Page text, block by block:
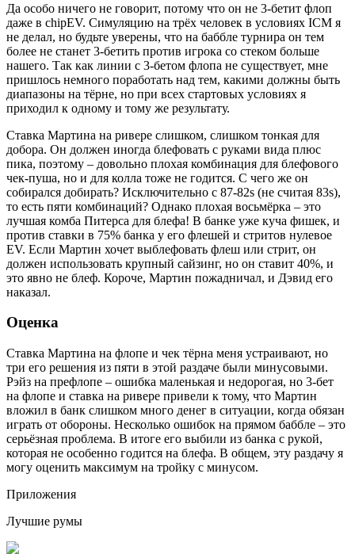
Да особо ничего не говорит, потому что он не 3-бетит флоп
даже в chipEV. Симуляцию на трёх человек в условиях ICM я
не делал, но будьте уверены, что на баббле турнира он тем
более не станет 3-бетить против игрока со стеком больше
нашего. Так как линии с 3-бетом флопа не существует, мне
пришлось немного поработать над тем, какими должны быть
диапазоны на тёрне, но при всех стартовых условиях я
приходил к одному и тому же результату.
Ставка Мартина на ривере слишком, слишком тонкая для
добора. Он должен иногда блефовать с руками вида плюс
пика, поэтому – довольно плохая комбинация для блефового
чек-пуша, но и для колла тоже не годится. С чего же он
собирался добирать? Исключительно с 87-82s (не считая 83s),
то есть пяти комбинаций? Однако плохая восьмёрка – это
лучшая комба Питерса для блефа! В банке уже куча фишек, и
против ставки в 75% банка у его флешей и стритов нулевое
EV. Если Мартин хочет выблефовать флеш или стрит, он
должен использовать крупный сайзинг, но он ставит 40%, и
это явно не блеф. Короче, Мартин пожадничал, и Дэвид его
наказал.
Оценка
Ставка Мартина на флопе и чек тёрна меня устраивают, но
три его решения из пяти в этой раздаче были минусовыми.
Рэйз на префлопе – ошибка маленькая и недорогая, но 3-бет
на флопе и ставка на ривере привели к тому, что Мартин
вложил в банк слишком много денег в ситуации, когда обязан
играть от обороны. Несколько ошибок на прямом баббле – это
серьёзная проблема. В итоге его выбили из банка с рукой,
которая не особенно годится на блефа. В общем, эту раздачу я
могу оценить максимум на тройку с минусом.
Приложения
Лучшие румы